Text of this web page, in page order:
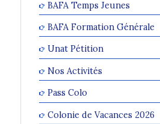
BAFA Temps Jeunes
BAFA Formation Générale
Unat Pétition
Nos Activités
Pass Colo
Colonie de Vacances 2026